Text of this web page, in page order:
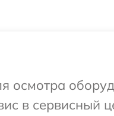
осмотра
в сервисный